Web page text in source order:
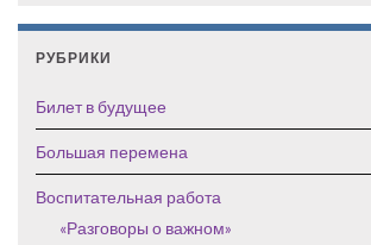
РУБРИКИ
Билет в будущее
Большая перемена
Воспитательная работа
«Разговоры о важном»